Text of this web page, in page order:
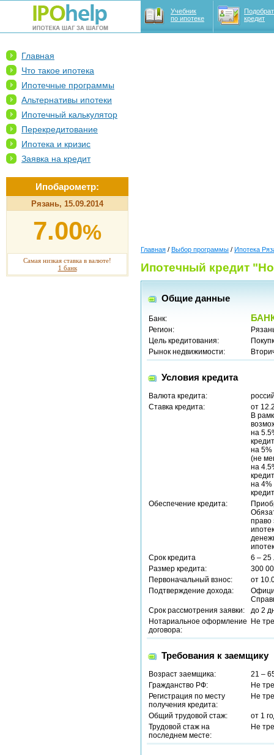
Учебник
по ипотеке
кредит
Главная
Что такое ипотека
Ипотечные программы
Альтернативы ипотеки
Ипотечный калькулятор
Перекредитование
Ипотека и кризис
Заявка на кредит
Ипобарометр:
Рязань, 15.09.2014
7.00%
Самая низкая ставка в валюте!
1 банк
Главная / Выбор программы / Ипотека
Ипотечный кредит
Общие данные
Банк:
Регион:
Цель кредитования:
Рынок недвижимости:
Условия кредита
Валюта кредита:
Ставка кредита:
от
В
на
на 5%
(не
на
на 4%
Обеспечение кредита:
право
Срок кредита
6 – 25
Размер кредита:
300
Первоначальный взнос:
от
Подтверждение дохода:
Срок рассмотрения заявки:
до 2
Нотариальное оформление
договора:
Не
Требования к заемщику
Возраст заемщика:
21 –
Гражданство РФ:
Не
Регистрация по месту
получения кредита:
Не
Общий трудовой стаж:
от 1
Трудовой стаж на
последнем месте:
Не